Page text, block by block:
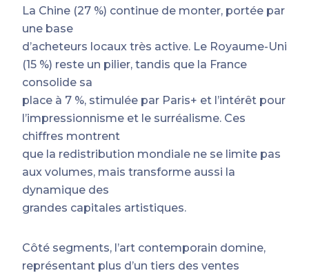
La Chine (27 %) continue de monter, portée par
une base
d’acheteurs locaux très active. Le Royaume-Uni
(15 %) reste un pilier, tandis que la France
consolide sa
place à 7 %, stimulée par Paris+ et l’intérêt pour
l’impressionnisme et le surréalisme. Ces
chiffres montrent
que la redistribution mondiale ne se limite pas
aux volumes, mais transforme aussi la
dynamique des
grandes capitales artistiques.
Côté segments, l’art contemporain domine,
représentant plus d’un tiers des ventes